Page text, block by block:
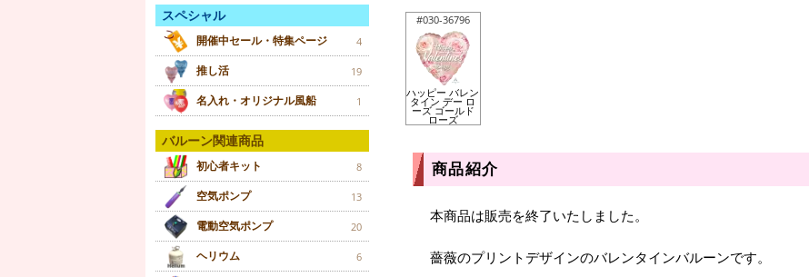
スペシャル
開催中セール・特集ページ 4
推し活 19
名入れ・オリジナル風船 1
バルーン関連商品
初心者キット 8
空気ポンプ 13
電動空気ポンプ 20
ヘリウム 6
#030-36796
ハッピー バレン
タイン デー ロ
ーズ ゴールド
ローズ
商品紹介
本商品は販売を終了いたしました。
薔薇のプリントデザインのバレンタインバルーンです。